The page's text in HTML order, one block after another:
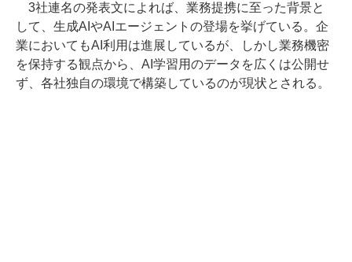
3社連名の発表文によれば、業務提携に至った背景と
して、生成AIやAIエージェントの登場を挙げている。企
業においてもAI利用は進展しているが、しかし業務機密
を保持する観点から、AI学習用のデータを広くは公開せ
ず、各社独自の環境で構築しているのが現状とされる。